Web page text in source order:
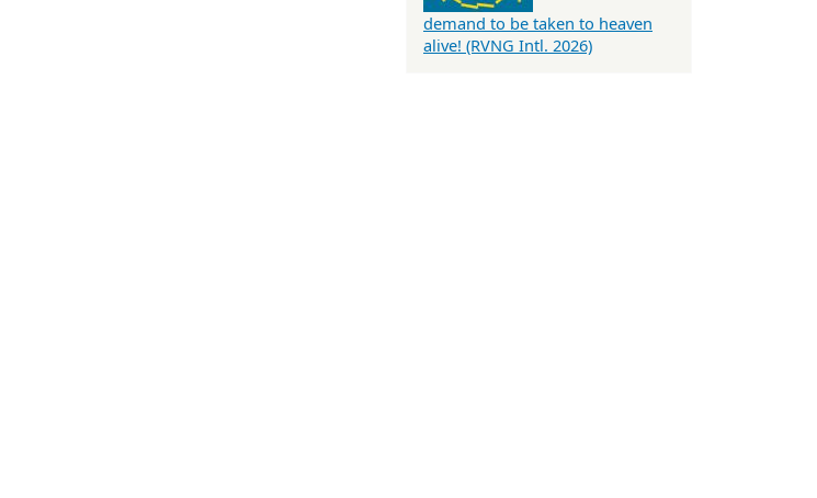
demand to be taken to heaven
alive! (RVNG Intl. 2026)